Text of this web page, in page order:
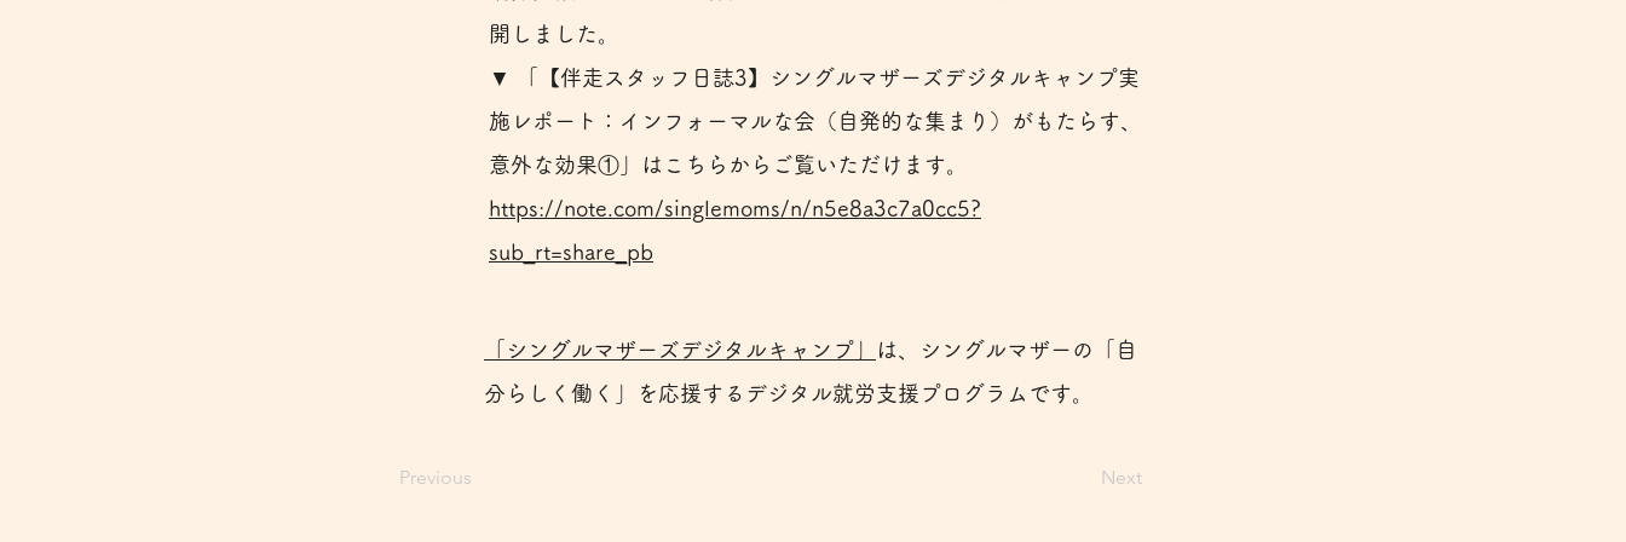
開しました。
▼ 「【伴走スタッフ日誌3】シングルマザーズデジタルキャンプ実
施レポート：インフォーマルな会（自発的な集まり）がもたらす、
意外な効果①」はこちらからご覧いただけます。
https://note.com/singlemoms/n/n5e8a3c7a0cc5?
sub_rt=share_pb
「シングルマザーズデジタルキャンプ」
は、シングルマザーの「自
分らしく働く」を応援するデジタル就労支援プログラムです。
Previous Next